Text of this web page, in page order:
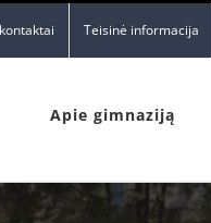
Teisinė informacija
Apie gimnaziją